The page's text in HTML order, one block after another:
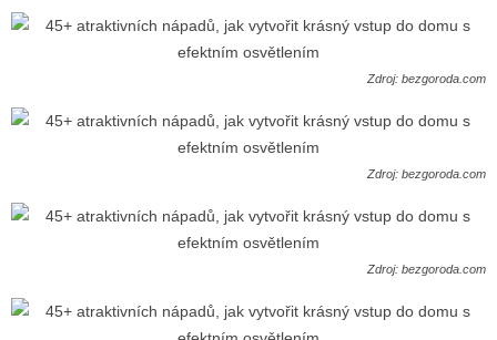
Zdroj: bezgoroda.com
Zdroj: bezgoroda.com
Zdroj: bezgoroda.com